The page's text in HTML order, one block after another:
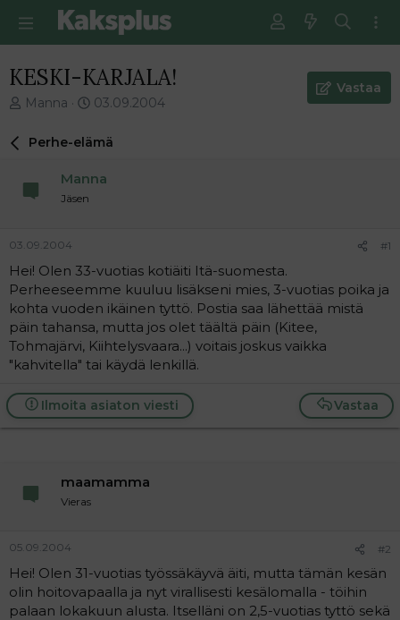
KESKI-KARJALA!
V
e
i
t
u
n
a
l
o
t
t
a
j
Manna
E
s
m
n
v
i
e
s
i
03.09.2004
Vastaa
Perhe-elämä
Manna
Jäsen
03.09.2004 #1
Hei! Olen 33-vuotias kotiäiti Itä-suomesta.
Perheeseemme kuuluu lisäkseni mies, 3-vuotias poika ja
kohta vuoden ikäinen tyttö. Postia saa lähettää mistä
päin tahansa, mutta jos olet täältä päin (Kitee,
Tohmajärvi, Kiihtelysvaara...) voitais joskus vaikka
"kahvitella" tai käydä lenkillä.
Vastaa
Ilmoita asiaton viesti
maamamma
Vieras
05.09.2004 #2
Hei! Olen 31-vuotias työssäkäyvä äiti, mutta tämän kesän
olin hoitovapaalla ja nyt virallisesti kesälomalla - töihin
palaan lokakuun alusta. Itselläni on 2,5-vuotias tyttö sekä